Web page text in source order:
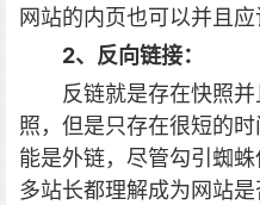
网站的内页也可以并且
2、反向链接：
反链就是存在快照
照，但是只存在很短的
能是外链，尽管勾引蜘
多站长都理解成为网站